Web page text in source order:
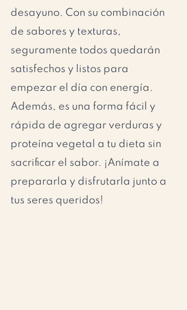
desayuno. Con su combinación
de sabores y texturas,
seguramente todos quedarán
satisfechos y listos para
empezar el día con energía.
Además, es una forma fácil y
rápida de agregar verduras y
proteína vegetal a tu dieta sin
sacrificar el sabor. ¡Anímate a
prepararla y disfrutarla junto a
tus seres queridos!